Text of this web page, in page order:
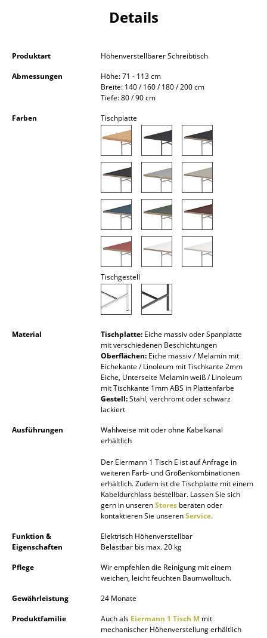
Stehleuchten & Leseleuchten
Outdoor-Leuchten
Akkuleuchten
Nachttische & Bettzubehör
Accessoires
Figuren & Miniaturen
Vasen
Aufbewahrungsboxen
Kissen
Vorhänge
... alle Accessoires
Details
Produktart
Höhenverstellbarer Schreibtisch
Abmessungen
Höhe: 71 - 113 cm
Breite: 140 / 160 / 180 / 200 cm
Tiefe: 80 / 90 cm
Farben
Tischplatte
Tischgestell
Material Tischplatte: Eiche massiv oder Spanplatte
mit verschiedenen Beschichtungen
Oberflächen: Eiche massiv / Melamin mit
Eichekante / Linoleum mit Tischkante 2mm
Eiche, Unterseite Melamin weiß / Linoleum
mit Tischkante 1mm ABS in Plattenfarbe
Gestell:Stahl, verchromt oder schwarz
lackiert
Ausführungen
Wahlweise mit oder ohne Kabelkanal
erhältlich
Der Eiermann 1 Tisch E ist auf Anfrage in
weiteren Farb- und Größenkombinationen
erhältlich. Zudem ist die Tischplatte mit einem
Kabeldurchlass bestellbar. Lassen Sie sich
gern in unserenStores beraten oder
kontaktieren Sie unserenService.
Funktion &
Eigenschaften
Elektrisch Höhenverstellbar
Belastbar bis max. 20 kg
Pflege
Wir empfehlen die Reinigung mit einem
weichen, leicht feuchten Baumwolltuch.
Gewährleistung
24 Monate
Produktfamilie
Auch als Eiermann 1 Tisch M mit
mechanischer Höhenverstellung erhältlich